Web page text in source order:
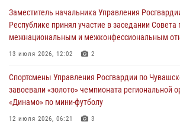
мировой войне 1914-1918 годов
01 августа 2026, 07:19
В Ядрине сотрудники Росгвардии задержали
01 августа 2026, 06:12
1 августа – День дежурной службы войск
Российской Федерации
Заместитель начальника Управления
Республике принял участие в заседании Совета
межнациональным и межконфессиональным
13 июля 2026, 12:02 2
Спортсмены Управления Росгвардии по
завоевали «золото» чемпионата региональной
«Динамо» по мини-футболу
12 июля 2026, 06:21 3